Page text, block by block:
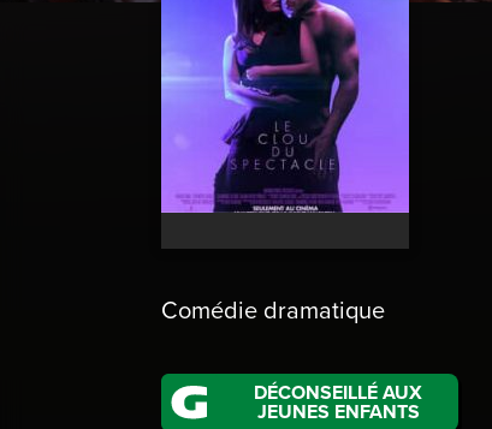
Comédie dramatique
DÉCONSEILLÉ AUX
JEUNES ENFANTS